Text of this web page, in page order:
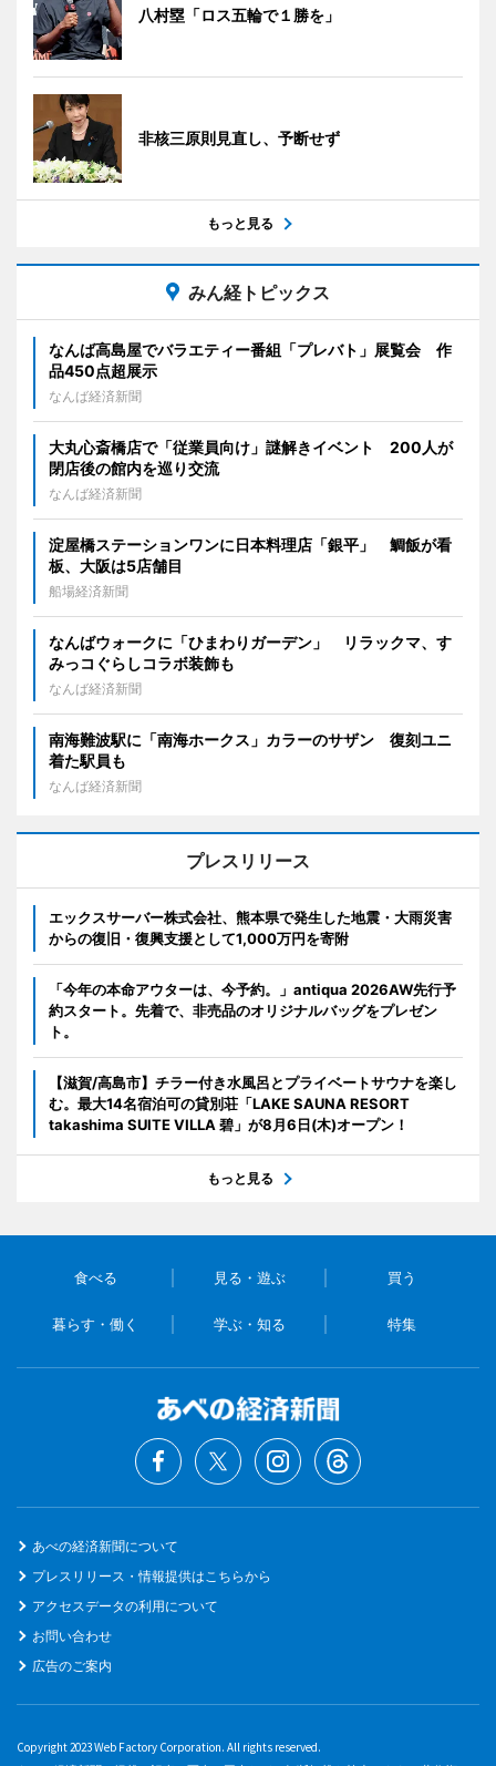
八村塁「ロス五輪で１勝を」
非核三原則見直し、予断せず
もっと見る
みん経トピックス
なんば高島屋でバラエティー番組「プレバト」展覧会 作
品450点超展示
なんば経済新聞
大丸心斎橋店で「従業員向け」謎解きイベント 200人が
閉店後の館内を巡り交流
なんば経済新聞
淀屋橋ステーションワンに日本料理店「銀平」 鯛飯が看
板、大阪は5店舗目
船場経済新聞
なんばウォークに「ひまわりガーデン」 リラックマ、す
みっコぐらしコラボ装飾も
なんば経済新聞
南海難波駅に「南海ホークス」カラーのサザン 復刻ユニ
着た駅員も
なんば経済新聞
プレスリリース
エックスサーバー株式会社、熊本県で発生した地震・大雨災害
からの復旧・復興支援として1,000万円を寄附
「今年の本命アウターは、今予約。」antiqua 2026AW先行予
約スタート。先着で、非売品のオリジナルバッグをプレゼン
ト。
【滋賀/高島市】チラー付き水風呂とプライベートサウナを楽し
む。最大14名宿泊可の貸別荘「LAKE SAUNA RESORT
takashima SUITE VILLA 碧」が8月6日(木)オープン！
もっと見る
食べる 見る・遊ぶ 買う
暮らす・働く 学ぶ・知る 特集
あべの経済新聞について
プレスリリース・情報提供はこちらから
アクセスデータの利用について
お問い合わせ
広告のご案内
Copyright 2023 Web Factory Corporation. All rights reserved.